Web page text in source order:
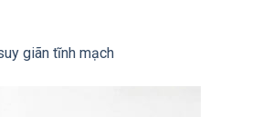
giãn tĩnh mạch